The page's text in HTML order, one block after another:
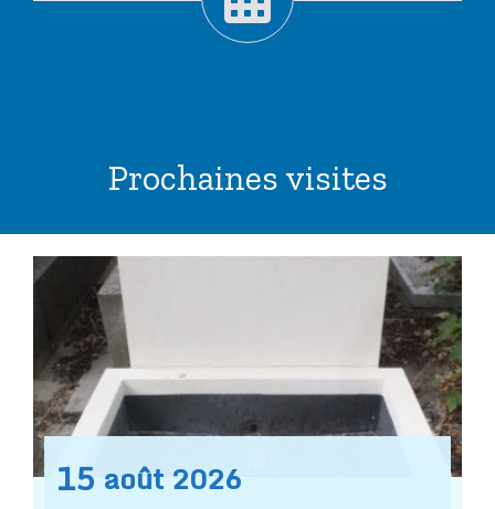
Prochaines visites
15 août 2026